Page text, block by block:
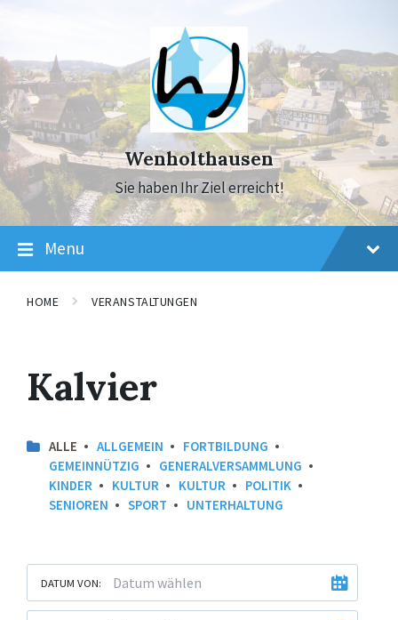
navigation
Wenholthausen
Sie haben Ihr Ziel erreicht!
Menu
HOME VERANSTALTUNGEN
Kalvier
ALLE ALLGEMEIN
FORTBILDUNG
GEMEINNÜTZIG
GENERALVERSAMMLUNG
KINDER
KULTUR KULTUR
POLITIK
SENIOREN
SPORT UNTERHALTUNG
DATUM VON: